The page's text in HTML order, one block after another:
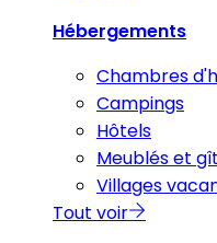
Hébergements
Chambres
Campings
Hôtels
Meublés et
Villages
Tout voir